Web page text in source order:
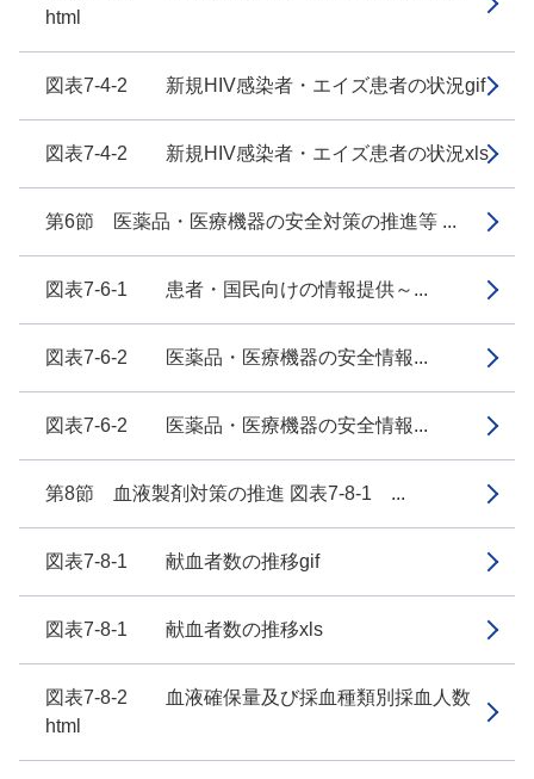
html
図表7-4-2 新規HIV感染者・エイズ患者の状況gif
図表7-4-2 新規HIV感染者・エイズ患者の状況xls
第6節 医薬品・医療機器の安全対策の推進等 ...
図表7-6-1 患者・国民向けの情報提供～...
図表7-6-2 医薬品・医療機器の安全情報...
図表7-6-2 医薬品・医療機器の安全情報...
第8節 血液製剤対策の推進 図表7-8-1 ...
図表7-8-1 献血者数の推移gif
図表7-8-1 献血者数の推移xls
図表7-8-2 血液確保量及び採血種類別採血人数
html